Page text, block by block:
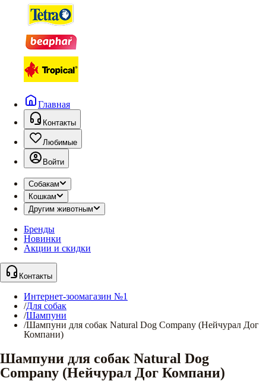
Главная
Контакты
Любимые
Войти
Собакам
Кошкам
Другим животным
Бренды
Новинки
Акции и скидки
Контакты
Интернет-зоомагазин №1
/Для собак
/Шампуни
/Шампуни для собак Natural Dog Company (Нейчурал Дог
Компани)
Шампуни для собак Natural Dog
Company (Нейчурал Дог Компани)